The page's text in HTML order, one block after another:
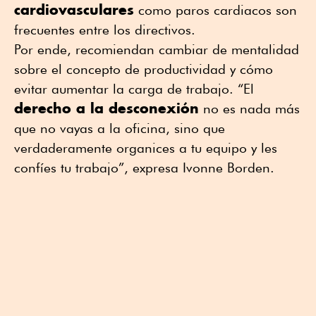
cardiovasculares como paros cardiacos son
frecuentes entre los directivos.
Por ende, recomiendan cambiar de mentalidad
sobre el concepto de productividad y cómo
evitar aumentar la carga de trabajo. “El
derecho a la desconexión no es nada más
que no vayas a la oficina, sino que
verdaderamente organices a tu equipo y les
confíes tu trabajo”, expresa Ivonne Borden.